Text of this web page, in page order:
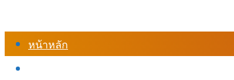
หน้าหลัก